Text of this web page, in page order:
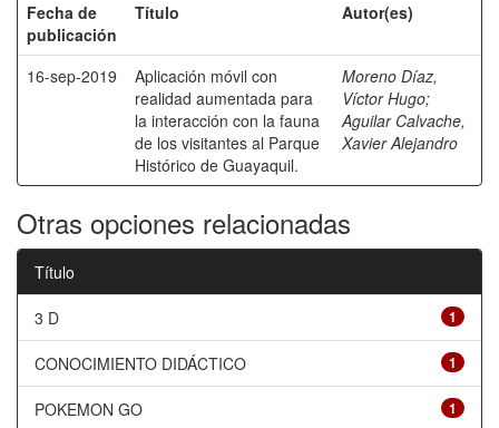
Fecha de
publicación
Título Autor(es)
16-sep-2019
Aplicación móvil con
realidad aumentada para
la interacción con la fauna
de los visitantes al Parque
Histórico de Guayaquil.
Moreno Díaz,
Víctor Hugo;
Aguilar Calvache,
Xavier Alejandro
Otras opciones relacionadas
Título
1
3 D
1
CONOCIMIENTO DIDÁCTICO
1
POKEMON GO